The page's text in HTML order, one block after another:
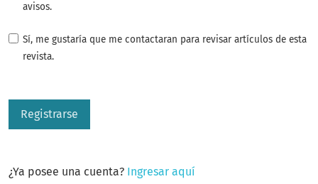
avisos.
Sí, me gustaría que me contactaran para revisar artículos de esta
revista.
Registrarse
¿Ya posee una cuenta? Ingresar aquí